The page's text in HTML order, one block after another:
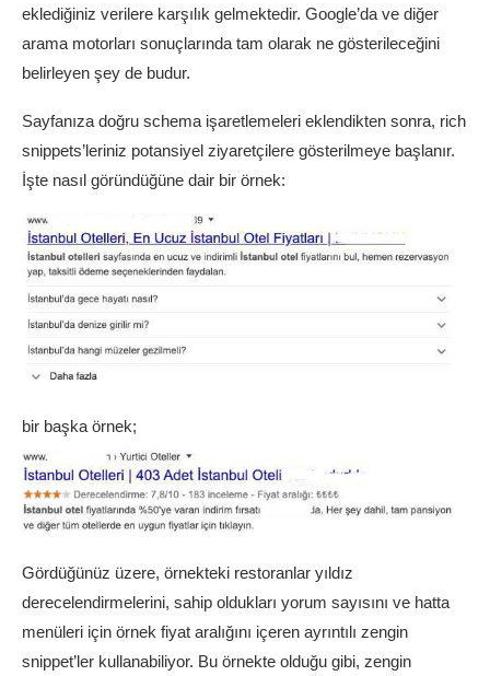
eklediğiniz verilere karşılık gelmektedir. Google’da ve diğer
arama motorları sonuçlarında tam olarak ne gösterileceğini
belirleyen şey de budur.
Sayfanıza doğru schema işaretlemeleri eklendikten sonra, rich
snippets’leriniz potansiyel ziyaretçilere gösterilmeye başlanır.
İşte nasıl göründüğüne dair bir örnek:
bir başka örnek;
Gördüğünüz üzere, örnekteki restoranlar yıldız
derecelendirmelerini, sahip oldukları yorum sayısını ve hatta
menüleri için örnek fiyat aralığını içeren ayrıntılı zengin
snippet’ler kullanabiliyor. Bu örnekte olduğu gibi, zengin